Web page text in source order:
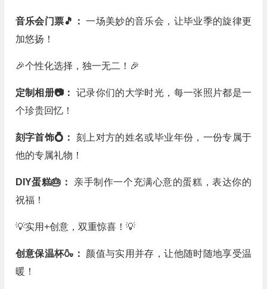
音乐会门票🎵：一场美妙的音乐会，让毕业季的旋律更
加悠扬！
🎉个性化选择，独一无二！🎉
定制相册📷：记录你们的大学时光，每一张照片都是一
个珍贵回忆！
刻字首饰💍：刻上对方的姓名或毕业年份，一份专属于
他的专属礼物！
DIY蛋糕🎂： 亲手制作一个充满心意的蛋糕，表达你的
祝福！
💡实用+创意，双重惊喜！💡
创意保温杯🍶： 颜值与实用并存，让他随时随地享受温
暖！